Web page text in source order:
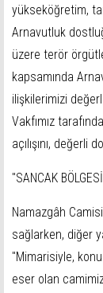
yükseköğretim,
Arnavutluk
üzere terör
kapsamında
ilişkilerimizi
Vakfımız
açılışını,
"SANCAK
Namazgâh
sağlarken, diğer
"Mimarisiyle,
eser olan